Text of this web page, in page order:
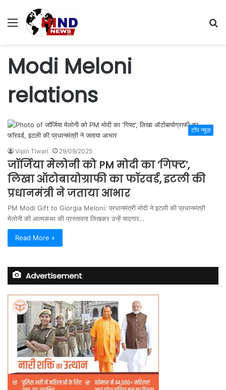
Menu
Modi Meloni
relations
टॉप न्यूज़
Vipin Tiwari 29/09/2025
जॉर्जिया मेलोनी को PM मोदी का ‘गिफ्ट’,
लिखा ऑटोबायोग्राफी का फॉरवर्ड, इटली की
प्रधानमंत्री ने जताया आभार
PM Modi Gift to Giorgia Meloni: प्रधानमंत्री मोदी ने इटली की प्रधानमंत्री
मेलोनी की आत्मकथा की प्रस्तावना लिखकर उन्हें यादगार…
Read More »
Advertisement